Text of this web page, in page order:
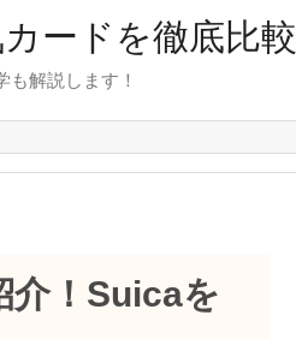
ードを徹底比較
解説します！
介！Suicaを